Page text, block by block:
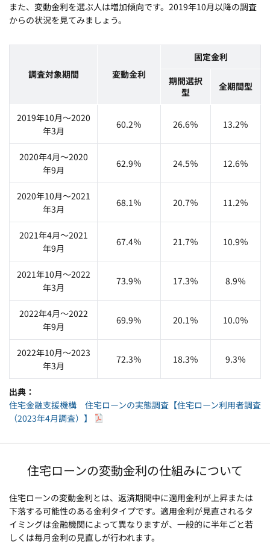
また、変動金利を選ぶ人は増加傾向です。2019年10月以降の調査
からの状況を見てみましょう。
調査対象期間 変動金利
固定金利
期間選択
型
全期間型
2019年10月～2020
年3月
60.2％ 26.6％ 13.2％
2020年4月～2020
年9月
62.9％ 24.5％ 12.6％
2020年10月〜2021
年3月
68.1％ 20.7％ 11.2％
2021年4月〜2021
年9月
67.4％ 21.7％ 10.9％
2021年10月〜2022
年3月
73.9％ 17.3％ 8.9％
2022年4月〜2022
年9月
69.9％ 20.1％ 10.0％
2022年10月〜2023
年3月
72.3％ 18.3％ 9.3％
出典
住宅金融支援機構 住宅ローンの実態調査【住宅ローン利用者調査
（2023年4月調査）】
住宅ローンの変動金利の仕組みについて
住宅ローンの変動金利とは、返済期間中に適用金利が上昇または
下落する可能性のある金利タイプです。適用金利が見直されるタ
イミングは金融機関によって異なりますが、一般的に半年ごと若
しくは毎月金利の見直しが行われます。